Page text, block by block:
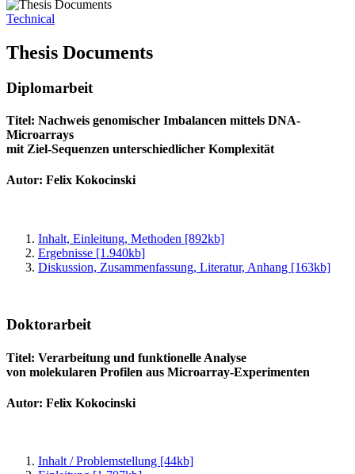
Technical
Thesis Documents
Diplomarbeit
Titel: Nachweis genomischer Imbalancen mittels DNA-
Microarrays
mit Ziel-Sequenzen unterschiedlicher Komplexität
Autor: Felix Kokocinski
Inhalt, Einleitung, Methoden [892kb]
Ergebnisse [1.940kb]
Diskussion, Zusammenfassung, Literatur, Anhang [163kb]
Doktorarbeit
Titel: Verarbeitung und funktionelle Analyse
von molekularen Profilen aus Microarray-Experimenten
Autor: Felix Kokocinski
Inhalt / Problemstellung [44kb]